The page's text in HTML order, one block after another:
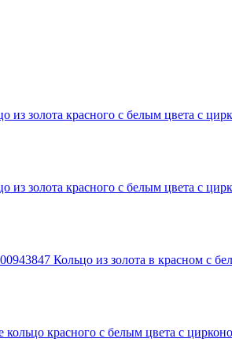
из золота красного с белым цвета с
из золота красного с белым цвета с
Кольцо из золота в красном с
кольцо красного с белым цвета с